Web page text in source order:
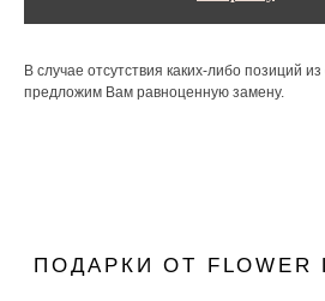
В случае отсутствия каких-либо позиций
предложим Вам равноценную замену.